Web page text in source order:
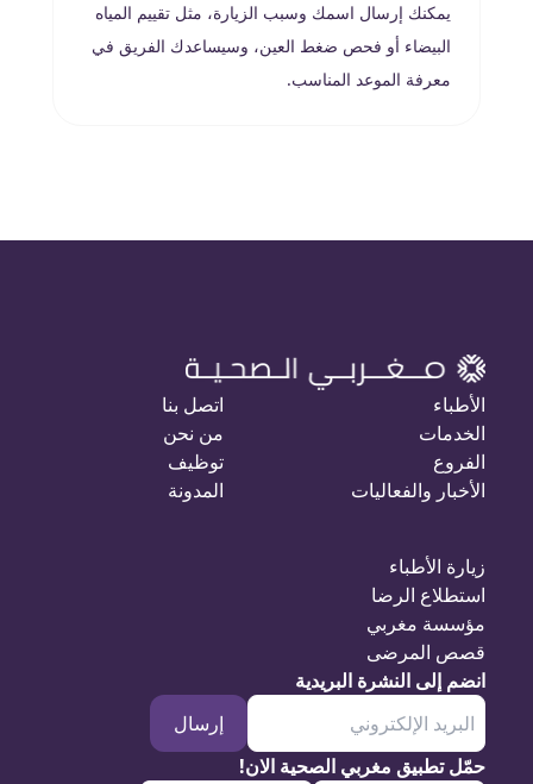
يمكنك إرسال اسمك وسبب الزيارة، مثل تقييم المياه
البيضاء أو فحص ضغط العين، وسيساعدك الفريق في
معرفة الموعد المناسب.
الأطباء
الخدمات
الفروع
الأخبار والفعاليات
اتصل بنا
من نحن
توظيف
المدونة
زيارة الأطباء
استطلاع الرضا
مؤسسة مغربي
قصص المرضى
انضم إلى النشرة البريدية
إرسال
حمّل تطبيق مغربي الصحية الان!